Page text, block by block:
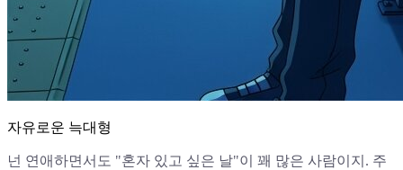
자유로운 늑대형
넌 연애하면서도 "혼자 있고 싶은 날"이 꽤 많은 사람이지. 주